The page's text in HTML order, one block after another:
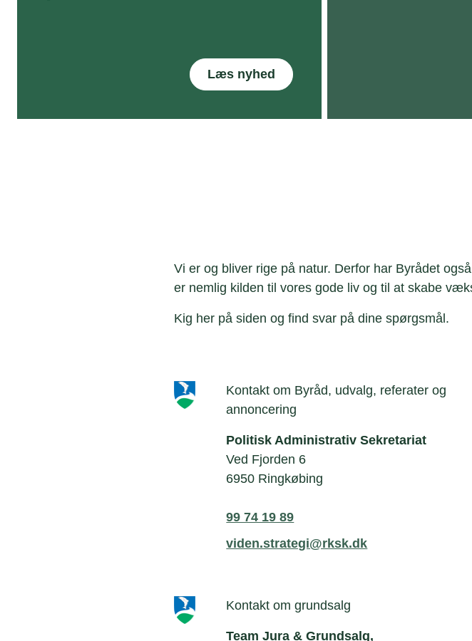
Læs nyhed
Vi er og bliver rige på natur. Derfor har Byrådet
er nemlig kilden til vores gode liv og til at skabe
Kig her på siden og find svar på dine spørgsmål.
Kontakt om Byråd, udvalg, referater og
annoncering
Politisk Administrativ Sekretariat
Ved Fjorden 6
6950 Ringkøbing
99 74 19 89
viden.strategi@rksk.dk
Kontakt om grundsalg
Team Jura & Grundsalg,